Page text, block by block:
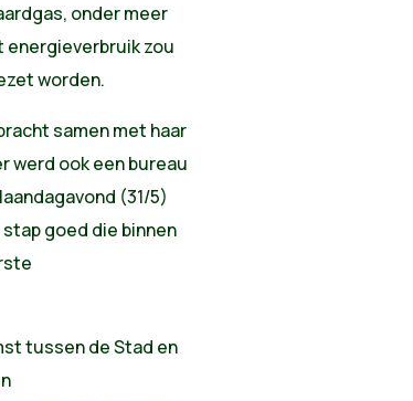
onder meer
energieverbruik zou
worden.
samen met haar
werd ook een bureau
(31/5)
goed die binnen
tussen de Stad en